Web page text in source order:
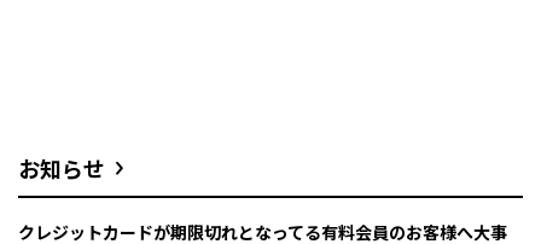
お知らせ
クレジットカードが期限切れとなってる有料会員のお客様へ大事